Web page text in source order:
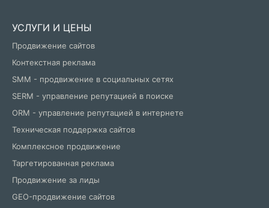
УСЛУГИ И ЦЕНЫ
Продвижение сайтов
Контекстная реклама
SMM - продвижение в социальных сетях
SERM - управление репутацией в поиске
ORM - управление репутацией в интернете
Техническая поддержка сайтов
Комплексное продвижение
Таргетированная реклама
Продвижение за лиды
GEO-продвижение сайтов